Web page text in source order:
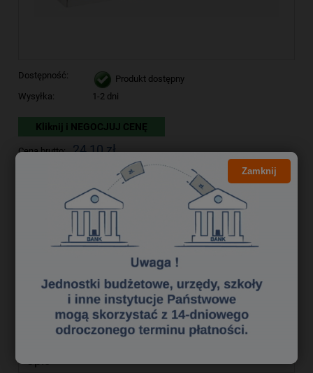
Dostępność:
Produkt dostępny
Wysyłka:
1-2 dni
Kliknij i NEGOCJUJ CENĘ
Cena brutto: 24,10 zł
do koszyka
Kod produktu:
zsk2910387
zapytaj o produkt
poleć znajomemu
Zamknij